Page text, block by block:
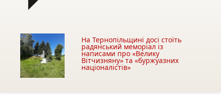
На Тернопільщині досі стоїть
радянський меморіал із
написами про «Велику
Вітчизняну» та «буржуазних
націоналістів»